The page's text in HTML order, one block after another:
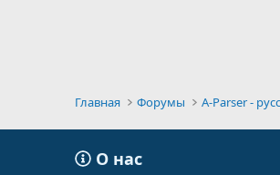
Главная Форумы A-Parser -
О нас